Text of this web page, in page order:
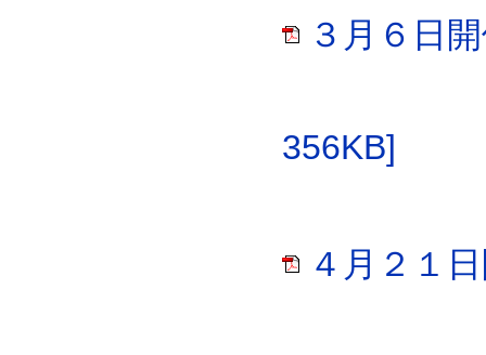
３月６日
356KB]
４月２１